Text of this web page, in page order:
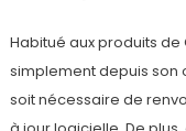
Habitué aux produits de
simplement depuis son
soit nécessaire de